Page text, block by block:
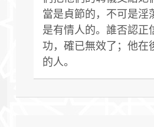
當是貞節的，不可是淫
是有情人的。誰否認正
功，確已無效了；他在
的人。